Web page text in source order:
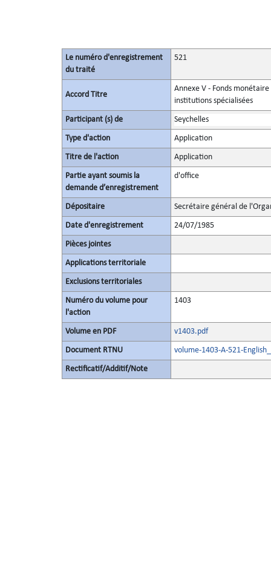
Le numéro d'enregistrement
du traité
521
Accord Titre
Annexe V - Fonds
institutions spécialisées
Participant (s) de Seychelles
Type d'action Application
Titre de l'action Application
Partie ayant soumis la
demande d’enregistrement
d'office
Dépositaire Secrétaire général de
Date d'enregistrement 24/07/1985
Pièces jointes
Applications territoriale
Exclusions territoriales
Numéro du volume pour
l'action
1403
Volume en PDF v1403.pdf
Document RTNU volume-1403-A-521-
Rectificatif/Additif/Note